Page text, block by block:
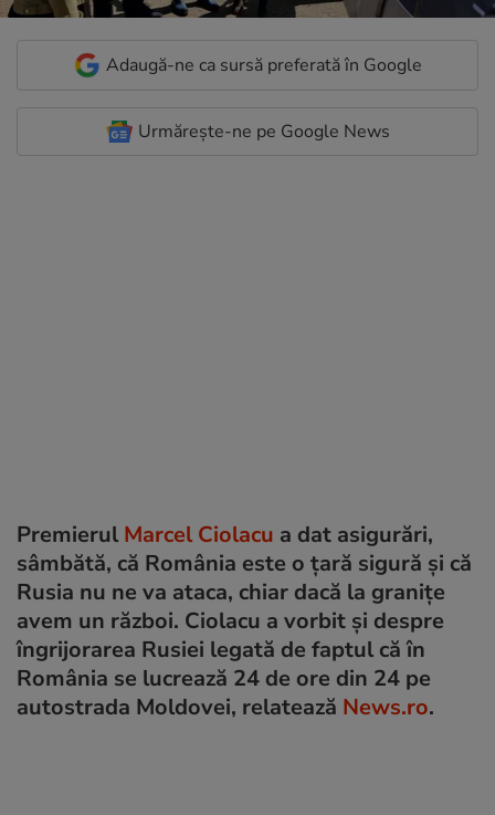
Adaugă-ne ca sursă preferată în Google
Urmărește-ne pe Google News
Premierul Marcel Ciolacu a dat asigurări,
sâmbătă, că România este o ţară sigură şi că
Rusia nu ne va ataca, chiar dacă la graniţe
avem un război. Ciolacu a vorbit și despre
îngrijorarea Rusiei legată de faptul că în
România se lucrează 24 de ore din 24 pe
autostrada Moldovei, relatează News.ro.